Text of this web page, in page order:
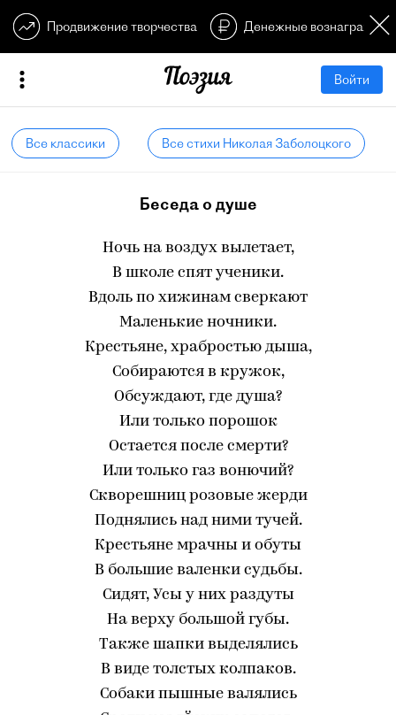
Продвижение творчества Денежные
Войти
Все классики Все стихи Николая Заболоцкого
Беседа о душе
Ночь на воздух вылетает,
В школе спят ученики.
Вдоль по хижинам сверкают
Маленькие ночники.
Крестьяне, храбростью дыша,
Собираются в кружок,
Обсуждают, где душа?
Или только порошок
Остается после смерти?
Или только газ вонючий?
Скворешниц розовые жерди
Поднялись над ними тучей.
Крестьяне мрачны и обуты
В большие валенки судьбы.
Сидят, Усы у них раздуты
На верху большой губы.
Также шапки выделялись
В виде толстых колпаков.
Собаки пышные валялись